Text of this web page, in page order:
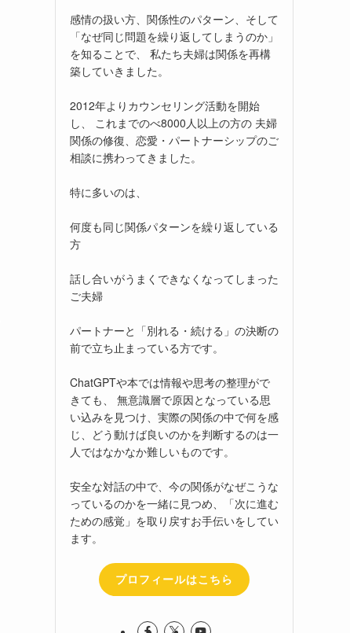
感情の扱い方、関係性のパターン、そして
「なぜ同じ問題を繰り返してしまうのか」
を知ることで、 私たち夫婦は関係を再構
築していきました。
2012年よりカウンセリング活動を開始
し、 これまでのべ8000人以上の方の 夫婦
関係の修復、恋愛・パートナーシップのご
相談に携わってきました。
特に多いのは、
何度も同じ関係パターンを繰り返している
方
話し合いがうまくできなくなってしまった
ご夫婦
パートナーと「別れる・続ける」の決断の
前で立ち止まっている方です。
ChatGPTや本では情報や思考の整理がで
きても、 無意識層で原因となっている思
い込みを見つけ、実際の関係の中で何を感
じ、どう動けば良いのかを判断するのは一
人ではなかなか難しいものです。
安全な対話の中で、今の関係がなぜこうな
っているのかを一緒に見つめ、「次に進む
ための感覚」を取り戻すお手伝いをしてい
ます。
プロフィールはこちら